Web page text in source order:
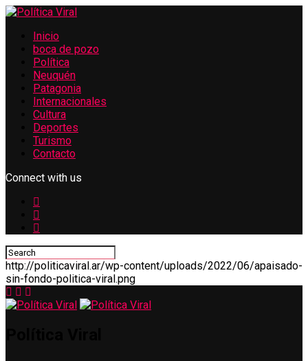
Inicio
boca de pozo
Política
Neuquén
Patagonia
Internacionales
Cultura
Deportes
Turismo
Contacto
Connect with us
http://politicaviral.ar/wp-content/uploads/2022/06/apaisado-
sin-fondo-politica-viral.png